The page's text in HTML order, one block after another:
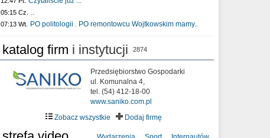
05:15 Cz. ..
07:13 Wt. PO politologii . PO remontowcu Wojtkowskim mamy..
katalog firm i instytucji 2874
Przedsiębiorstwo Gospodarki
ul. Komunalna 4,
tel. (54) 412-18-00
www.saniko.com.pl
Zobacz wszystkie
Dodaj firmę